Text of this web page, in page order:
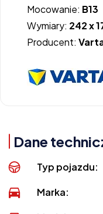
Mocowanie: B13
Wymiary: 242 x
Producent:
Dane
Typ pojazdu:
Marka: